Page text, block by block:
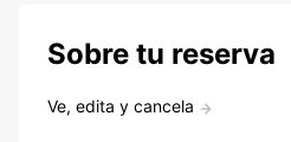
Sobre tu reserva
Ve, edita y cancela